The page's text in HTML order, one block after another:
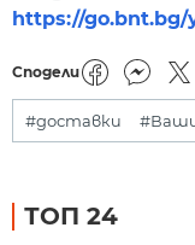
https://go.bnt.bg/
Сподели
#доставки
ТОП 24